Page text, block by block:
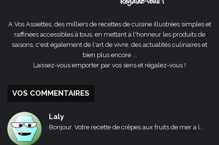
A Vos Assiettes, des milliers de recettes de cuisine illustrées simples et
raffinées accessibles à tous, en mettant à l'honneur les produits de
saisons, c'est également de l'art de vivre, des actualités culinaires et
bien plus encore ...
Laissez-vous emporter par vos sens et régalez-vous !
VOS COMMENTAIRES
Laly
Bonjour, Votre recette de crêpes aux fruits de mer a l...